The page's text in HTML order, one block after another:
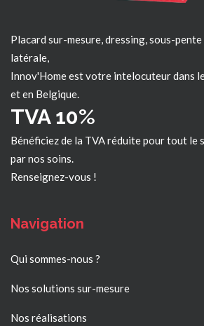
Placard sur-mesure, dressing, sous-
latérale,
Innov'Home est votre intelocuteur dans
et en Belgique.
TVA 10%
Bénéficiez de la TVA réduite pour tout le
par nos soins.
Renseignez-vous !
Navigation
Qui sommes-nous ?
Nos solutions sur-mesure
Nos réalisations